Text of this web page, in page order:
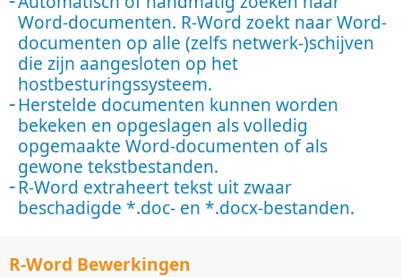
Word-documenten. R-Word zoekt naar Word-
documenten op alle (zelfs netwerk-)schijven
die zijn aangesloten op het
hostbesturingssysteem.
Herstelde documenten kunnen worden
bekeken en opgeslagen als volledig
opgemaakte Word-documenten of als
gewone tekstbestanden.
R-Word extraheert tekst uit zwaar
beschadigde *.doc- en *.docx-bestanden.
R-Word Bewerkingen